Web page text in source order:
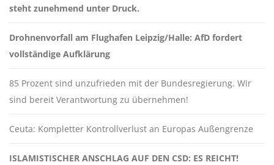
steht zunehmend unter Druck.
Drohnenvorfall am Flughafen Leipzig/Halle: AfD fordert
vollständige Aufklärung
85 Prozent sind unzufrieden mit der Bundesregierung. Wir
sind bereit Verantwortung zu übernehmen!
Ceuta: Kompletter Kontrollverlust an Europas Außengrenze
ISLAMISTISCHER ANSCHLAG AUF DEN CSD: ES REICHT!